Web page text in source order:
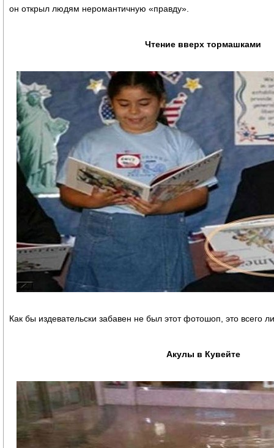
он открыл людям неромантичную «правду».
Чтение вверх тормашками
Как бы издевательски забавен не был этот фотошоп, это всего
Акулы в Кувейте